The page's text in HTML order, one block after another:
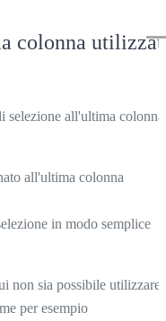
colonna
selezione all'ultima colonna
all'ultima colonna
in modo semplice
non sia possibile utilizzare
per esempio